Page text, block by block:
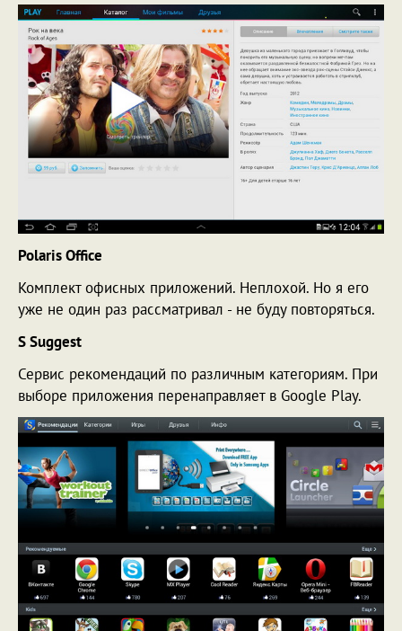
Polaris Office
Комплект офисных приложений. Неплохой. Но я его
уже не один раз рассматривал - не буду повторяться.
S Suggest
Сервис рекомендаций по различным категориям. При
выборе приложения перенаправляет в Google Play.